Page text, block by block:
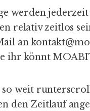
werden
relativ zeitlos
an
ihr könnt
weit
den Zeitlauf